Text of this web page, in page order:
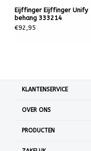
Eijffinger Eijffinger Unify
behang 333214
€92,95
KLANTENSERVICE
OVER ONS
PRODUCTEN